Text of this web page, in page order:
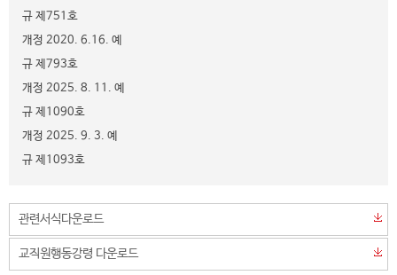
규 제751호
개정 2020. 6.16. 예
규 제793호
개정 2025. 8. 11. 예
규 제1090호
개정 2025. 9. 3. 예
규 제1093호
관련서식다운로드
교직원행동강령 다운로드